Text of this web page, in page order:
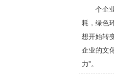
个企
耗，绿色
想开始转
企业的文
力”。